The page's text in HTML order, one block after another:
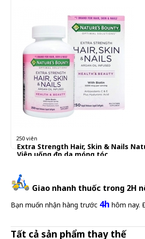
250 viên
Extra Strength Hair, Skin & Nails
Viên uống đẹp da móng tóc
2,156 đ/Viên
Giao nhanh thuốc trong 2H
Bạn muốn nhận hàng trước 4h hôm nay.
Tất cả sản phẩm thay thế